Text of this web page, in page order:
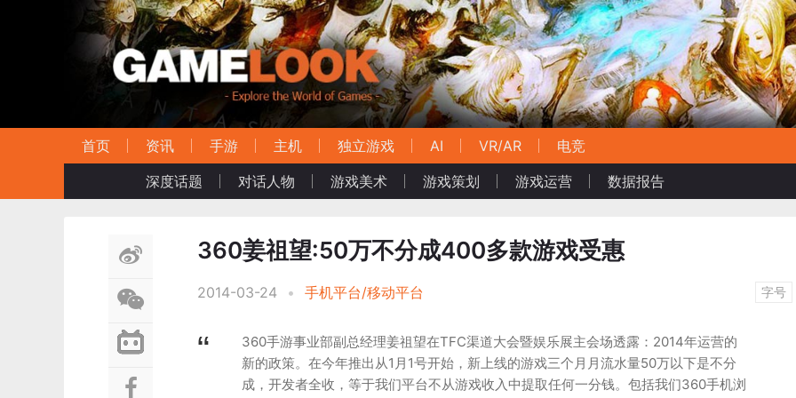
首页 资讯 手游 主机 独立游戏 AI VR/AR
电竞
深度话题
对话人物 游戏美术 游戏策划 游戏运营 数据报告
360姜祖望:50万不分成400多款游戏受惠
2014-03-24 • 手机平台/移动平台 字号
360手游事业部副总经理姜祖望在TFC渠道大会暨娱乐展主会场透露：2014年运营的
新的政策。在今年推出从1月1号开始，新上线的游戏三个月月流水量50万以下是不分
成，开发者全收，等于我们平台不从游戏收入中提取任何一分钱。包括我们360手机浏